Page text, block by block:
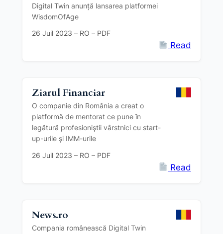
Digital Twin anunță lansarea platformei
WisdomOfAge
26 Juil 2023 – RO – PDF
Read
Ziarul Financiar
O companie din România a creat o
platformă de mentorat ce pune în
legătură profesioniştii vârstnici cu start-
up-urile şi IMM-urile
26 Juil 2023 – RO – PDF
Read
News.ro
Compania românească Digital Twin